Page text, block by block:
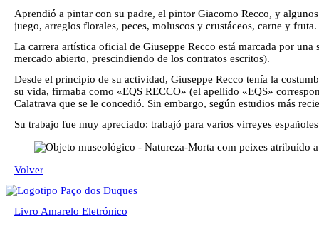
Aprendió a pintar con su padre, el pintor Giacomo Recco, y
juego, arreglos florales, peces, moluscos y crustáceos, carne y fruta.
La carrera artística oficial de Giuseppe Recco está marcada por
mercado abierto, prescindiendo de los contratos escritos).
Desde el principio de su actividad, Giuseppe Recco tenía la
su vida, firmaba como «EQS RECCO» (el apellido «EQS»
Calatrava que se le concedió. Sin embargo, según estudios más
Su trabajo fue muy apreciado: trabajó para varios virreyes
Volver
Livro Amarelo Eletrónico